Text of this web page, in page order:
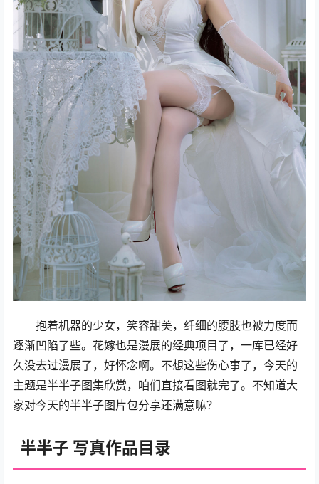
抱着机器的少女，笑容甜美，纤细的腰肢也被力度而
逐渐凹陷了些。花嫁也是漫展的经典项目了，一库已经好
久没去过漫展了，好怀念啊。不想这些伤心事了，今天的
主题是半半子图集欣赏，咱们直接看图就完了。不知道大
家对今天的半半子图片包分享还满意嘛？
半半子 写真作品目录